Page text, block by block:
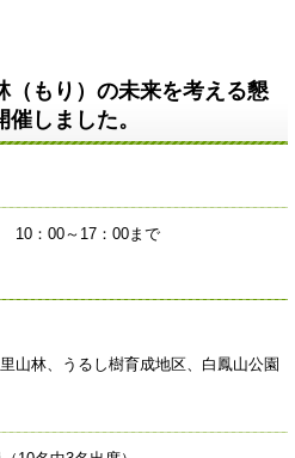
（もり）の未来を考える懇
しました。
：00～17：00まで
林、うるし樹育成地区、白鳳山公園